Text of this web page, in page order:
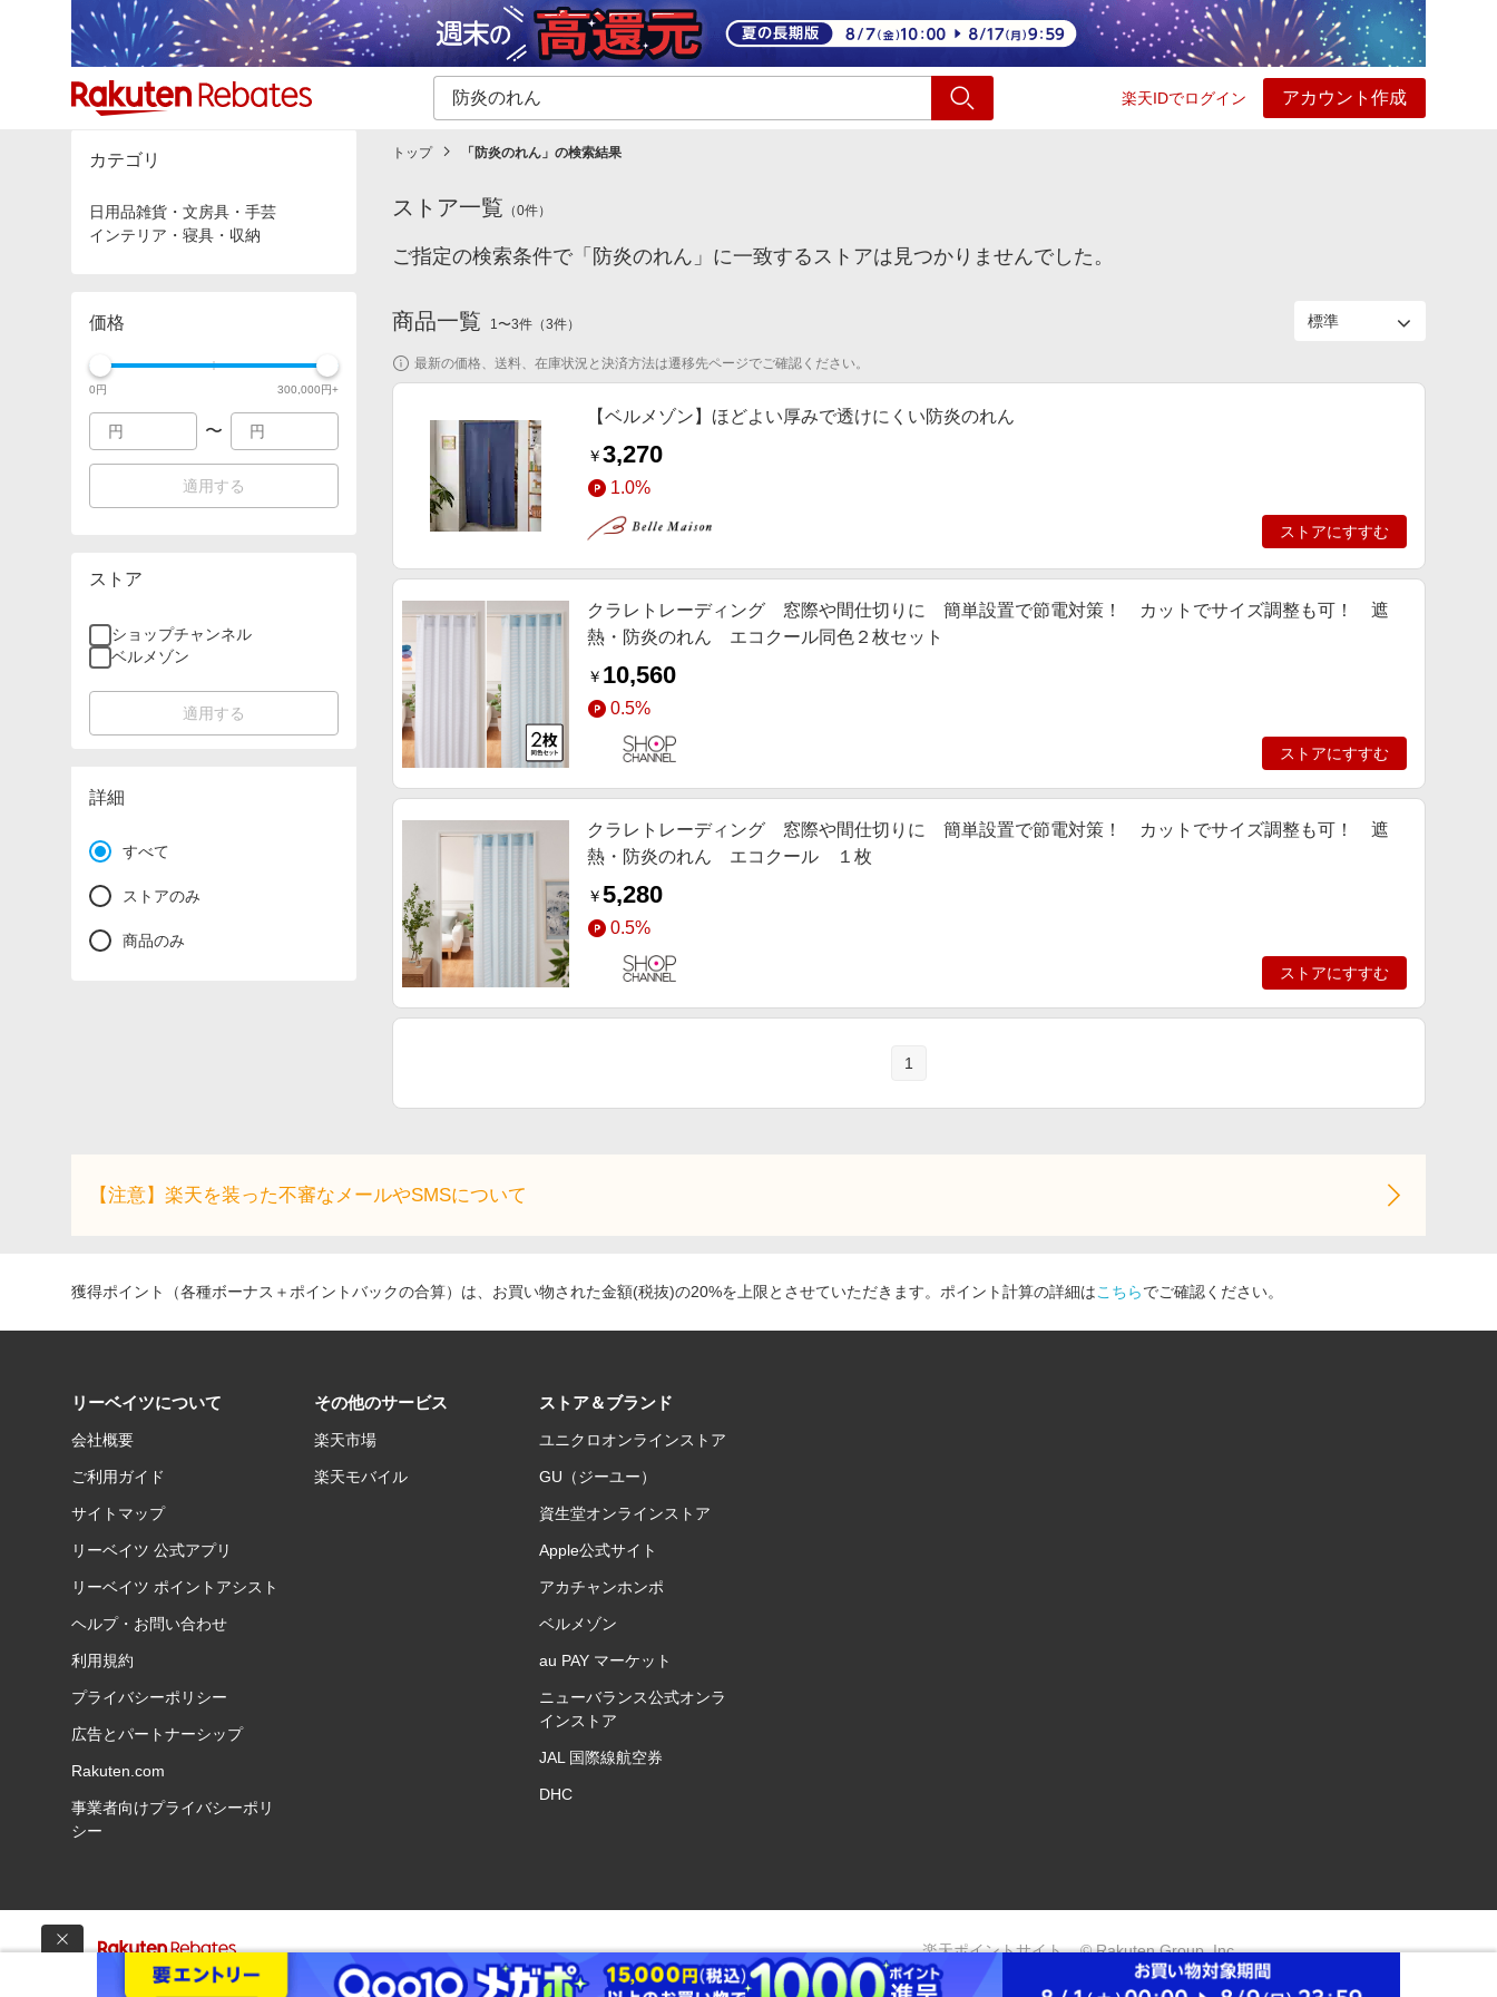
楽天IDでログイン アカウント作成
カテゴリー一覧 イベント一覧 ショッピング
カテゴリ
日用品雑貨・文房具・手芸
インテリア・寝具・収納
価格
0円 300,000円+
〜
適用する
ストア
ショップチャンネル
ベルメゾン
適用する
詳細
すべて
ストアのみ
商品のみ
トップ 「 防炎のれん 」の検索結果
ストア一覧 （0件）
ご指定の検索条件で「防炎のれん」に一致するストアは見つかりませんでした。
商品一覧 1〜3件 （3件）
最新の価格、送料、在庫状況と決済方法は遷移先ページでご確認ください。
【ベルメゾン】ほどよい厚みで透けにくい防炎のれん
￥3,270
1.0%
ストアにすすむ
クラレトレーディング 窓際や間仕切りに 簡単設置で節電対策！ カットでサイズ調整も可！ 遮
熱・防炎のれん エコクール同色２枚セット
￥ 10,560
0.5%
ストアにすすむ
クラレトレーディング 窓際や間仕切りに 簡単設置で節電対策！ カットでサイズ調整も可！ 遮
熱・防炎のれん エコクール １枚
￥5,280
0.5%
ストアにすすむ
1
【注意】楽天を装った不審なメールやSMSについて
獲得ポイント（各種ボーナス＋ポイントバックの合算）は、お買い物された金額(税抜)の20%を上限とさせていただきます。ポイント計算の詳細はこちらでご確認ください。
リーベイツについて
会社概要
ご利用ガイド
サイトマップ
リーベイツ 公式アプリ
リーベイツ ポイントアシスト
ヘルプ・お問い合わせ
利用規約
プライバシーポリシー
広告とパートナーシップ
Rakuten.com
事業者向けプライバシーポリ
シー
その他のサービス
楽天市場
楽天モバイル
ストア＆ブランド
ユニクロオンラインストア
GU（ジーユー）
資生堂オンラインストア
Apple公式サイト
アカチャンホンポ
ベルメゾン
au PAY マーケット
ニューバランス公式オンラ
インストア
JAL 国際線航空券
DHC
楽天ポイントサイト © Rakuten Group, Inc.